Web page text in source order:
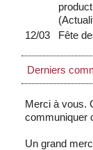
(
12/03
Fête
Derniers
Merci à vous.
communiquer
Un grand